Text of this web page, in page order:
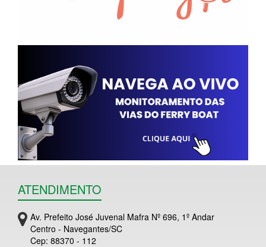
ATENDIMENTO
Av. Prefeito José Juvenal Mafra Nº 696, 1º Andar
Centro - Navegantes/SC
Cep: 88370 - 112